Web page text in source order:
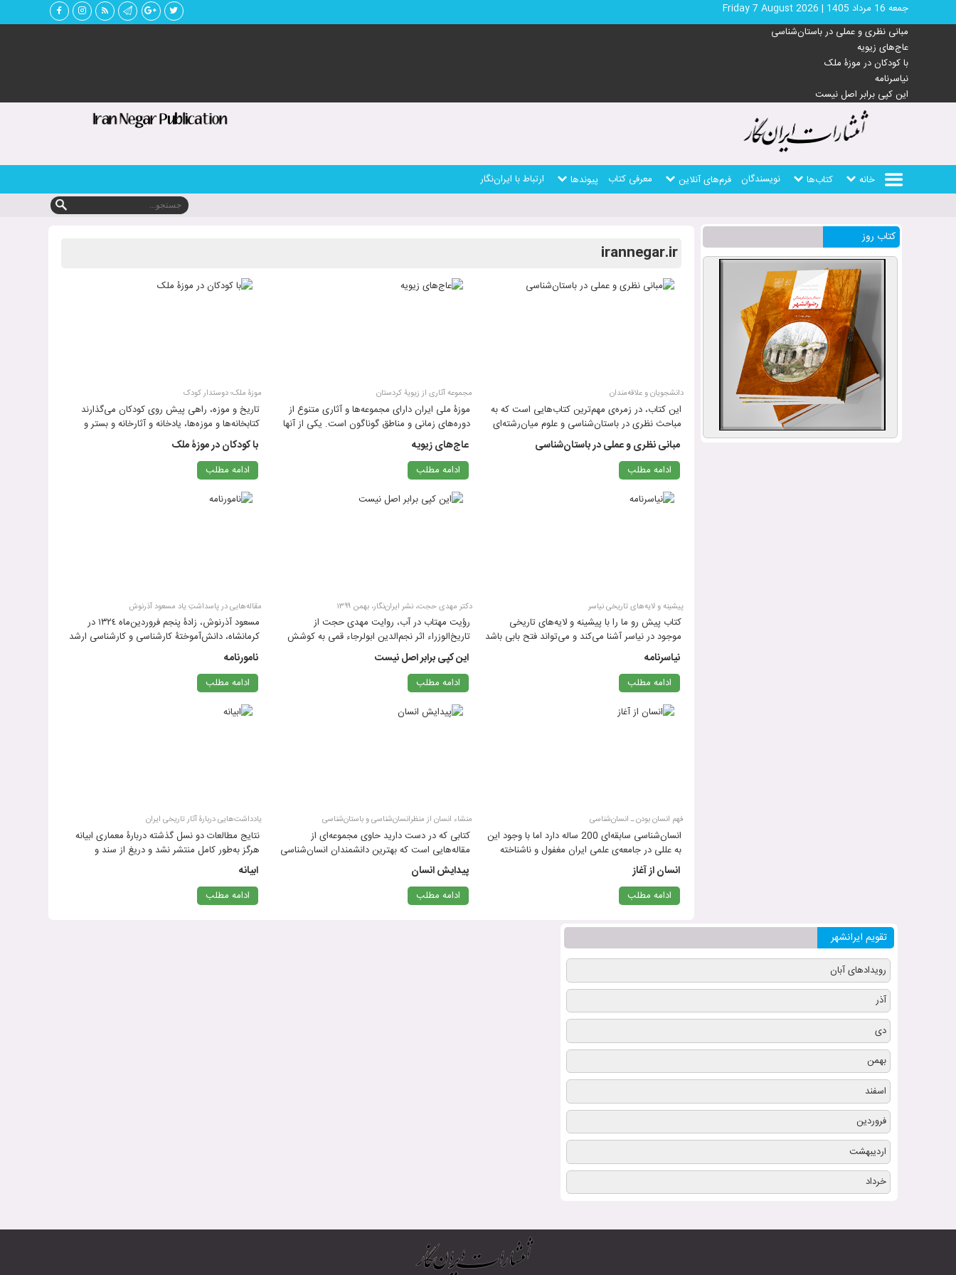
جمعه 16 مرداد 1405 |
Friday 7 August 2026
مبانی نظری و عملی در باستان‌شناسی
عاج‌های زیویه
با کودکان در موزۀ ملک
نیاسرنامه
این کپی برابر اصل نیست
خانه کتاب‌ها نویسندگان فرم‌های آنلاین معرفی کتاب پیوندها ارتباط با ایران‌نگار
کتاب روز
irannegar.ir
دانشجویان و علاقه‌مندان
مبانی نظری و عملی در باستان‌شناسی
این کتاب، در زمره‌ی مهم‌ترین‌ کتاب‌هایی است که به
مباحث نظری در باستان‌شناسی و علوم میان‌رشته‌ای
این حوزه پرداخته است، و این موجب امتنان ویژه از
نویسنده‌ی فرهیخته‌ی آن و مایه‌ی خشنودی ناشر در...
ادامه مطلب
مجموعه‌ آثاری از زیویۀ کردستان
عاج‌های زیویه
موزۀ ملی ایران دارای مجموعه‌ها و آثاری متنوع از
دوره‌های زمانی و مناطق گوناگون است. یکی از آنها
مجموعه‌ آثاری است که از زیویه، واقع در استان
کردستان به دست آمده اند.
ادامه مطلب
موزۀ ملک؛ دوستدار کودک
با کودکان در موزۀ ملک
تاریخ و موزه، راهی پیش روی کودکان می‌گذارند
کتابخانه‌ها و موزه‌ها، یادخانه و آثارخانه و بستر و
آرامش‌گاه ‌اندیشه‌اند
ادامه مطلب
پیشینه و لایه‌های تاریخی نیاسر
نیاسرنامه
کتاب پیش رو ما را با پیشینه و لایه‌های تاریخی
موجود در نیاسر آشنا می‌کند و می‌تواند فتح بابی باشد
برای انجام پژوهش‌های آتی در این زمینه.
ادامه مطلب
دکتر مهدی حجت، نشر ایران‌نگار، بهمن ۱۳۹۹
این کپی برابر اصل نیست
رؤیت مهتاب در آب، روایت مهدی حجت از
تاریخ‌الوزراء اثر نجم‌الدین ابولرجاء قمی به کوشش
محمدتقی دانش‌پژوه 1399
ادامه مطلب
مقاله‌هایی در پاسداشتِ یاد مسعود آذرنوش
نامورنامه
مسعود آذرنوش، زادۀ پنجم فروردین‌ماه ١٣٢٤ در
کرمانشاه، دانش‌آموختۀ کارشناسی و کارشناسی ارشد
باستان‌شناسی از دانشکدۀ ادبیات و علوم‌انسانی
دانشگاه تهران، پس از فارغ‌التحصیلی و گذراندن
خدمت سربازی، وارد م
ادامه مطلب
فهم انسان بودن ـ انسان‌شناسی
انسان از آغاز
انسان‌شناسی سابقه‌ای 200 ساله دارد اما با وجود این
به عللی در جامعه‌ی علمی ایران مغفول و ناشناخته
مانده است. ایران‌زمین با توجه به جایگاه
جغرافیایی‌اش، در خلال خروج‌های متوالی
انسان‌ریخت‌ها از آفریقا
ادامه مطلب
منشاء انسان از منظرانسان‌شناسی و باستان‌شناسی
پیدایش انسان
کتابی که در دست دارید حاوی مجموعه‌ای از
مقاله‌هایی است که بهترین دانشمندان انسان‌شناسی
تحولی آنها را نوشته‌اند تا دیدی به‌نسبت عمیق از
تحول اندامی، معیشتی، و فرهنگیِ نوع انسان به زبانی
علمی و در عین ح
ادامه مطلب
یادداشت‌هایی دربارۀ آثار تاریخی ایران
ابیانه
نتایج مطالعات دو نسل گذشته دربارۀ معماری ابیانه
هرگز به‌طور کامل منتشر نشد و دریغ از سند و
یادداشت‌های جمع‌بندی شده‌ای! شاید بتوان به عنوان
پژوهشگر نسل سوم، این یادداشت‌های دست‌وپا
شکسته را به مثاب
ادامه مطلب
تقویم ایرانشهر
رویدادهای آبان
آذر
دی
بهمن
اسفند
فروردین
اردیبهشت
خرداد